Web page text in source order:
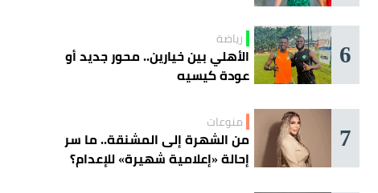
6 رياضة
الأهلي بين خيارين.. محور جديد أو
عودة كيسيه
7 منوعات
من الشهرة إلى المشنقة.. ما سر
إحالة «إعلامية شهيرة» للإعدام؟